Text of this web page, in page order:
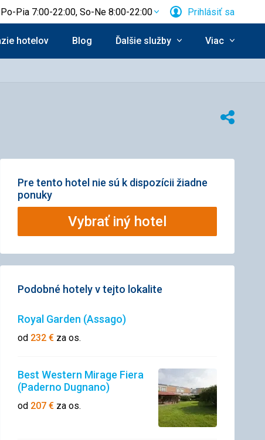
Po-Pia 7:00-22:00, So-Ne 8:00-22:00 Prihlásiť sa
hotelov Blog Ďalšie služby Viac
Zdieľať
Pre tento hotel nie sú k dispozícii žiadne
ponuky
Vybrať iný hotel
Podobné hotely v tejto lokalite
Royal Garden (Assago)
od 232 € za os.
Best Western Mirage Fiera
(Paderno Dugnano)
od 207 € za os.